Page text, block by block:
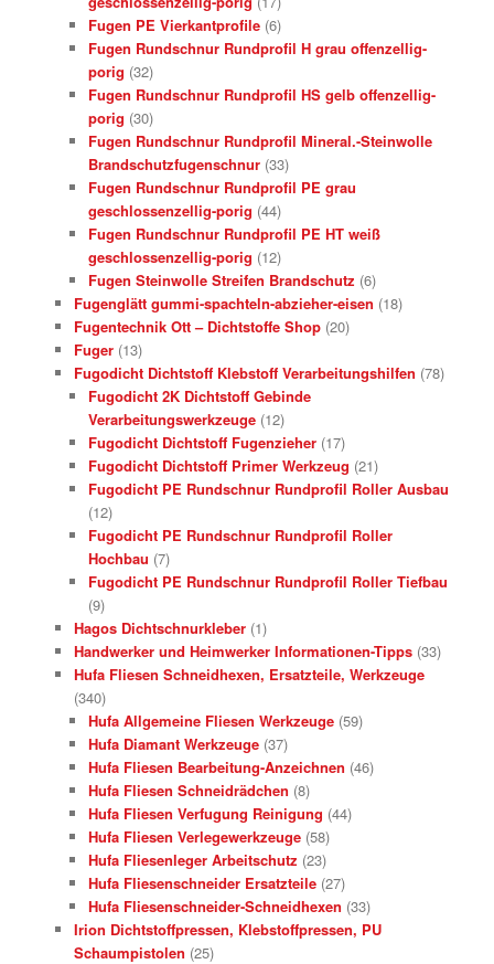
Fugen PE Vierkantprofile (6)
Fugen Rundschnur Rundprofil H grau offenzellig-
porig (32)
Fugen Rundschnur Rundprofil HS gelb offenzellig-
porig (30)
Fugen Rundschnur Rundprofil Mineral.-Steinwolle
Brandschutzfugenschnur (33)
Fugen Rundschnur Rundprofil PE grau
geschlossenzellig-porig (44)
Fugen Rundschnur Rundprofil PE HT weiß
geschlossenzellig-porig (12)
Fugen Steinwolle Streifen Brandschutz (6)
Fugenglätt gummi-spachteln-abzieher-eisen (18)
Fugentechnik Ott – Dichtstoffe Shop (20)
Fuger (13)
Fugodicht Dichtstoff Klebstoff Verarbeitungshilfen (78)
Fugodicht 2K Dichtstoff Gebinde
Verarbeitungswerkzeuge (12)
Fugodicht Dichtstoff Fugenzieher (17)
Fugodicht Dichtstoff Primer Werkzeug (21)
Fugodicht PE Rundschnur Rundprofil Roller Ausbau
(12)
Fugodicht PE Rundschnur Rundprofil Roller
Hochbau (7)
Fugodicht PE Rundschnur Rundprofil Roller Tiefbau
(9)
Hagos Dichtschnurkleber (1)
Handwerker und Heimwerker Informationen-Tipps (33)
Hufa Fliesen Schneidhexen, Ersatzteile, Werkzeuge
(340)
Hufa Allgemeine Fliesen Werkzeuge (59)
Hufa Diamant Werkzeuge (37)
Hufa Fliesen Bearbeitung-Anzeichnen (46)
Hufa Fliesen Schneidrädchen (8)
Hufa Fliesen Verfugung Reinigung (44)
Hufa Fliesen Verlegewerkzeuge (58)
Hufa Fliesenleger Arbeitschutz (23)
Hufa Fliesenschneider Ersatzteile (27)
Hufa Fliesenschneider-Schneidhexen (33)
Irion Dichtstoffpressen, Klebstoffpressen, PU
Schaumpistolen (25)